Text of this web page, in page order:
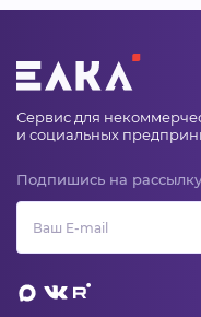
Сервис для
и социальных
Подпишись на